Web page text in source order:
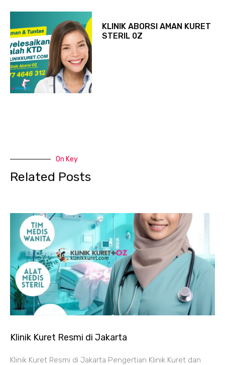
KLINIK ABORSI AMAN KURET
STERIL 0Z
On Key
Related Posts
Klinik Kuret Resmi di Jakarta
Klinik Kuret Resmi di Jakarta Pengertian Klinik Kuret dan